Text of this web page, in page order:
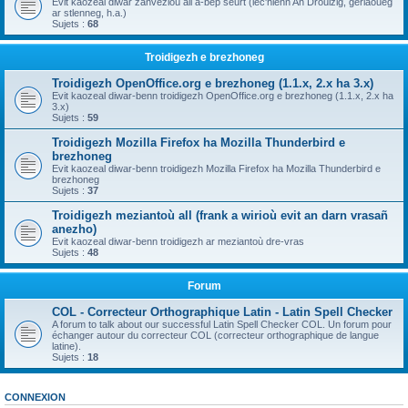
ar stlenneg, h.a.)
Sujets : 68
Troidigezh e brezhoneg
Troidigezh OpenOffice.org e brezhoneg (1.1.x, 2.x ha 3.x)
Evit kaozeal diwar-benn troidigezh OpenOffice.org e brezhoneg (1.1.x, 2.x ha
3.x)
Sujets : 59
Troidigezh Mozilla Firefox ha Mozilla Thunderbird e
brezhoneg
Evit kaozeal diwar-benn troidigezh Mozilla Firefox ha Mozilla Thunderbird e
brezhoneg
Sujets : 37
Troidigezh meziantoù all (frank a wirioù evit an darn vrasañ
anezho)
Evit kaozeal diwar-benn troidigezh ar meziantoù dre-vras
Sujets : 48
Forum
COL - Correcteur Orthographique Latin - Latin Spell Checker
A forum to talk about our successful Latin Spell Checker COL. Un forum pour
échanger autour du correcteur COL (correcteur orthographique de langue
latine).
Sujets : 18
CONNEXION